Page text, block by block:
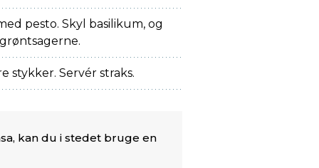
pesto. Skyl basilikum, og
stykker. Servér straks.
kan du i stedet bruge en